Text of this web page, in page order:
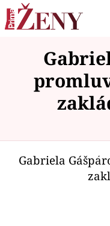
Polabí
Módní alarm
Zrádci
Témata
Gabriela